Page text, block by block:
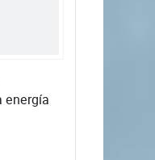
energía